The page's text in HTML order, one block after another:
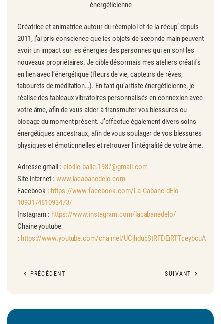
énergéticienne
Créatrice et animatrice autour du réemploi et de la récup’ depuis
2011, j’ai pris conscience que les objets de seconde main peuvent
avoir un impact sur les énergies des personnes qui en sont les
nouveaux propriétaires. Je cible désormais mes ateliers créatifs
en lien avec l’énergétique (fleurs de vie, capteurs de rêves,
tabourets de méditation…). En tant qu’artiste énergéticienne, je
réalise des tableaux vibratoires personnalisés en connexion avec
votre âme, afin de vous aider à transmuter vos blessures ou
blocage du moment présent. J’effectue également divers soins
énergétiques ancestraux, afin de vous soulager de vos blessures
physiques et émotionnelles et retrouver l’intégralité de votre âme.
Adresse gmail : elodie.balle.1987@gmail.com
Site internet : www.lacabanedelo.com
Facebook : https://www.facebook.com/La-Cabane-dElo-
189317481093473/
Instagram : https://www.instagram.com/lacabanedelo/
Chaine youtube
: https://www.youtube.com/channel/UCjhdubStRFDEiRTTqeybcuA
PRÉCÉDENT SUIVANT